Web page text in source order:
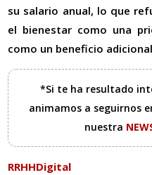
su salario anual, lo que
el bienestar como una
como un beneficio
*Si te ha resultado
animamos a seguirnos
nuestra
RRHHDigital